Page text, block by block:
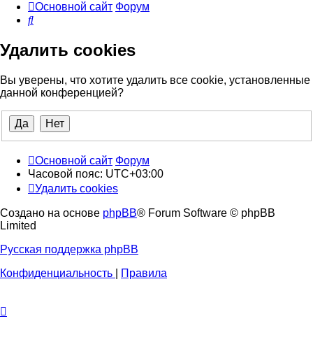
Основной сайт Форум
Поиск
Удалить cookies
Вы уверены, что хотите удалить все cookie, установленные
данной конференцией?
Основной сайт Форум
Часовой пояс: UTC+03:00
Удалить cookies
Создано на основе phpBB® Forum Software © phpBB
Limited
Русская поддержка phpBB
Конфиденциальность
Правила